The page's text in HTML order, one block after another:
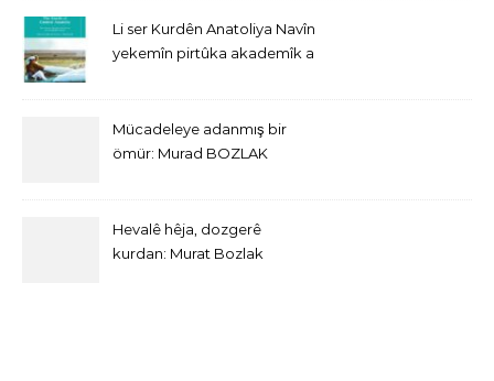
Li ser Kurdên Anatoliya Navîn
yekemîn pirtûka akademîk a
Mücadeleye adanmış bir
ömür: Murad BOZLAK
Hevalê hêja, dozgerê
kurdan: Murat Bozlak